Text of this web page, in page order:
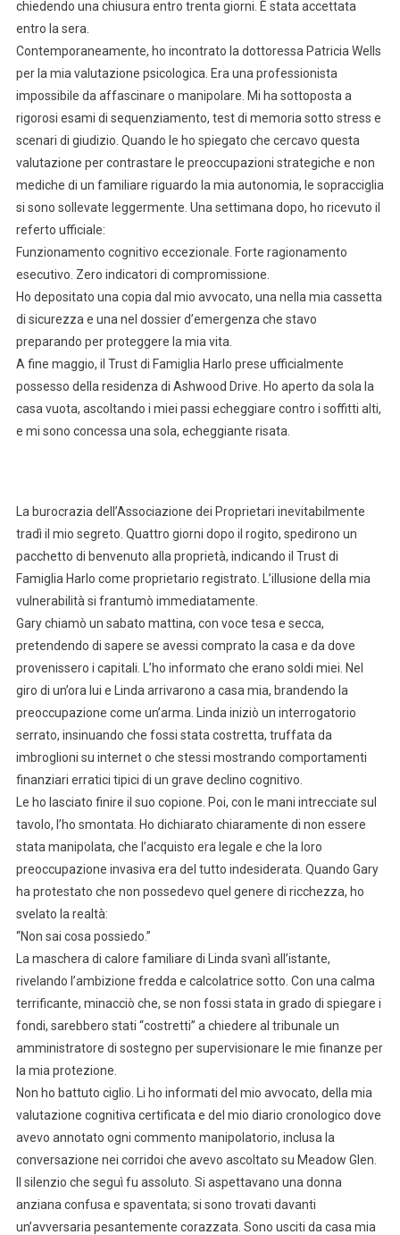
chiedendo una chiusura entro trenta giorni. È stata accettata
entro la sera.
Contemporaneamente, ho incontrato la dottoressa Patricia Wells
per la mia valutazione psicologica. Era una professionista
impossibile da affascinare o manipolare. Mi ha sottoposta a
rigorosi esami di sequenziamento, test di memoria sotto stress e
scenari di giudizio. Quando le ho spiegato che cercavo questa
valutazione per contrastare le preoccupazioni strategiche e non
mediche di un familiare riguardo la mia autonomia, le sopracciglia
si sono sollevate leggermente. Una settimana dopo, ho ricevuto il
referto ufficiale:
Funzionamento cognitivo eccezionale. Forte ragionamento
esecutivo. Zero indicatori di compromissione.
Ho depositato una copia dal mio avvocato, una nella mia cassetta
di sicurezza e una nel dossier d’emergenza che stavo
preparando per proteggere la mia vita.
A fine maggio, il Trust di Famiglia Harlo prese ufficialmente
possesso della residenza di Ashwood Drive. Ho aperto da sola la
casa vuota, ascoltando i miei passi echeggiare contro i soffitti alti,
e mi sono concessa una sola, echeggiante risata.
La burocrazia dell’Associazione dei Proprietari inevitabilmente
tradì il mio segreto. Quattro giorni dopo il rogito, spedirono un
pacchetto di benvenuto alla proprietà, indicando il Trust di
Famiglia Harlo come proprietario registrato. L’illusione della mia
vulnerabilità si frantumò immediatamente.
Gary chiamò un sabato mattina, con voce tesa e secca,
pretendendo di sapere se avessi comprato la casa e da dove
provenissero i capitali. L’ho informato che erano soldi miei. Nel
giro di un’ora lui e Linda arrivarono a casa mia, brandendo la
preoccupazione come un’arma. Linda iniziò un interrogatorio
serrato, insinuando che fossi stata costretta, truffata da
imbroglioni su internet o che stessi mostrando comportamenti
finanziari erratici tipici di un grave declino cognitivo.
Le ho lasciato finire il suo copione. Poi, con le mani intrecciate sul
tavolo, l’ho smontata. Ho dichiarato chiaramente di non essere
stata manipolata, che l’acquisto era legale e che la loro
preoccupazione invasiva era del tutto indesiderata. Quando Gary
ha protestato che non possedevo quel genere di ricchezza, ho
svelato la realtà:
“Non sai cosa possiedo.”
La maschera di calore familiare di Linda svanì all’istante,
rivelando l’ambizione fredda e calcolatrice sotto. Con una calma
terrificante, minacciò che, se non fossi stata in grado di spiegare i
fondi, sarebbero stati “costretti” a chiedere al tribunale un
amministratore di sostegno per supervisionare le mie finanze per
la mia protezione.
Non ho battuto ciglio. Li ho informati del mio avvocato, della mia
valutazione cognitiva certificata e del mio diario cronologico dove
avevo annotato ogni commento manipolatorio, inclusa la
conversazione nei corridoi che avevo ascoltato su Meadow Glen.
Il silenzio che seguì fu assoluto. Si aspettavano una donna
anziana confusa e spaventata; si sono trovati davanti
un’avversaria pesantemente corazzata. Sono usciti da casa mia